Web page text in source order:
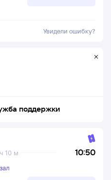
Увидели ошибку?
поддержки
10:50
10 м